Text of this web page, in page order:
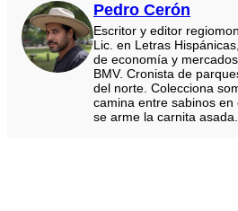
Pedro Cerón
Escritor y editor
Lic. en Letras
de economía y
BMV. Cronista de
del norte. Colecciona
camina entre sabinos
se arme la carnita asada.